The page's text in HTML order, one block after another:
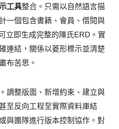
工具整合。只需以自然語言描
個包含書籍、會員、借閱與
即生成完整的陳氏ERD。實
連結，關係以菱形標示並清楚
布苦思。
調整版面、新增約束、建立與
至反向工程至實際資料庫結
與團隊進行版本控制協作。對